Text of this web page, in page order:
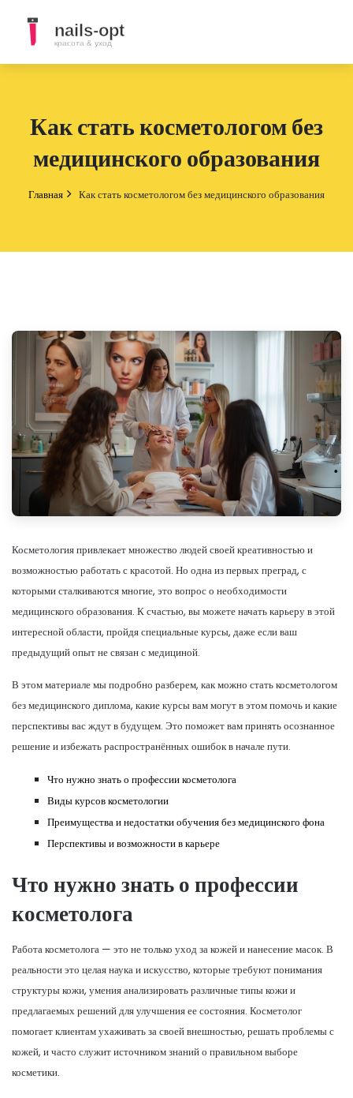
Как стать косметологом без
медицинского образования
Главная Как стать косметологом без медицинского образования
Косметология привлекает множество людей своей креативностью и
возможностью работать с красотой. Но одна из первых преград, с
которыми сталкиваются многие, это вопрос о необходимости
медицинского образования. К счастью, вы можете начать карьеру в этой
интересной области, пройдя специальные курсы, даже если ваш
предыдущий опыт не связан с медициной.
В этом материале мы подробно разберем, как можно стать косметологом
без медицинского диплома, какие курсы вам могут в этом помочь и какие
перспективы вас ждут в будущем. Это поможет вам принять осознанное
решение и избежать распространённых ошибок в начале пути.
Что нужно знать о профессии косметолога
Виды курсов косметологии
Преимущества и недостатки обучения без медицинского фона
Перспективы и возможности в карьере
Что нужно знать о профессии
косметолога
Работа косметолога — это не только уход за кожей и нанесение масок. В
реальности это целая наука и искусство, которые требуют понимания
структуры кожи, умения анализировать различные типы кожи и
предлагаемых решений для улучшения ее состояния. Косметолог
помогает клиентам ухаживать за своей внешностью, решать проблемы с
кожей, и часто служит источником знаний о правильном выборе
косметики.